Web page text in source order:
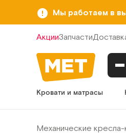
Мы работаем в
АкцииЗапчасти
Кровати и матрасы
Механические кресла-